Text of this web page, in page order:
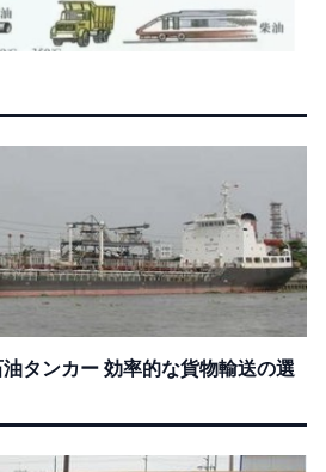
タンカー 効率的な貨物輸送の選